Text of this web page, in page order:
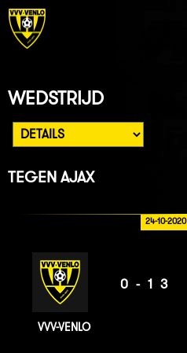
WEDSTRIJD
TEGEN AJAX
24-10-2020
VVV-VENLO
0-13